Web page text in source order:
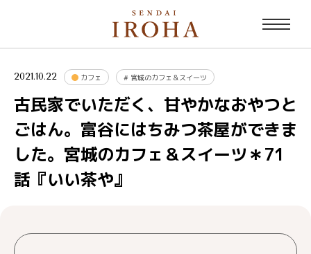
2021.10.22 カフェ # 宮城のカフェ＆スイーツ
古民家でいただく、甘やかなおやつと
ごはん。富谷にはちみつ茶屋ができま
した。宮城のカフェ＆スイーツ＊71
話『いい茶や』